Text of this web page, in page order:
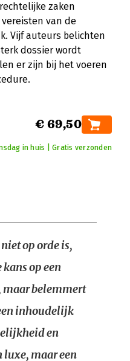
zaken
van de
Vijf auteurs belichten
dossier wordt
er zijn bij het voeren
€ 69,50
in huis | Gratis verzonden
op orde is,
op een
belemmert
inhoudelijk
en
maar een